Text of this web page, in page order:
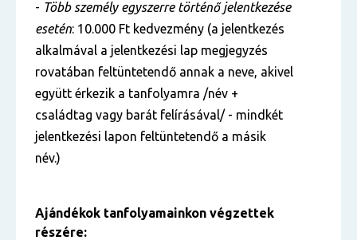
- Több személy egyszerre történő jelentkezése
esetén: 10.000 Ft kedvezmény (a jelentkezés
alkalmával a jelentkezési lap megjegyzés
rovatában feltüntetendő annak a neve, akivel
együtt érkezik a tanfolyamra /név +
családtag vagy barát felírásával/ - mindkét
jelentkezési lapon feltüntetendő a másik
név.)
Ajándékok tanfolyamainkon végzettek
részére: